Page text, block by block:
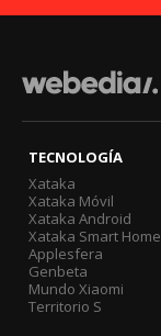
TECNOLOGÍA
Xataka
Xataka Móvil
Xataka Android
Xataka Smart Home
Applesfera
Genbeta
Mundo Xiaomi
Territorio S